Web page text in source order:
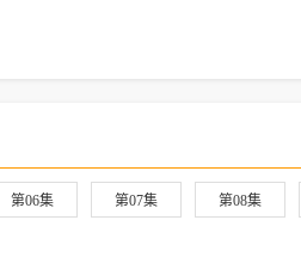
第06集 第07集 第08集